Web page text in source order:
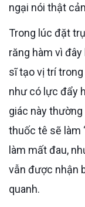
ngại nói thật
Trong lúc đặt trụ, cảm giác áp lực thường rõ hơn ở
răng hàm vì
sĩ tạo vị trí
như có lực đẩy
giác này
thuốc tê sẽ làm
làm mất đau,
vẫn được nhận
quanh.